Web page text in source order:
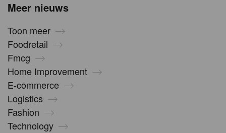
Meer nieuws
Toon meer
Foodretail
Fmcg
Home Improvement
E-commerce
Logistics
Fashion
Technology